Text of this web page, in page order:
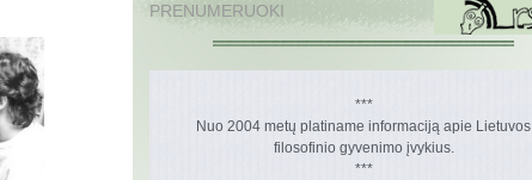
PRENUMERUOKI
***
Nuo 2004 metų platiname informaciją apie Lietuvos
filosofinio gyvenimo įvykius.
***